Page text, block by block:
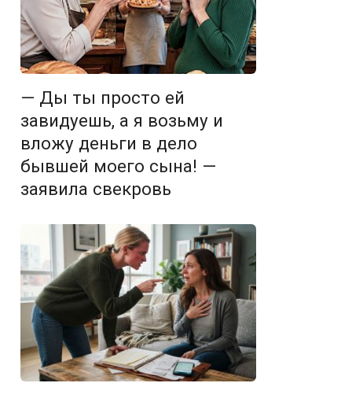
— Ды ты просто ей
завидуешь, а я возьму и
вложу деньги в дело
бывшей моего сына! —
заявила свекровь